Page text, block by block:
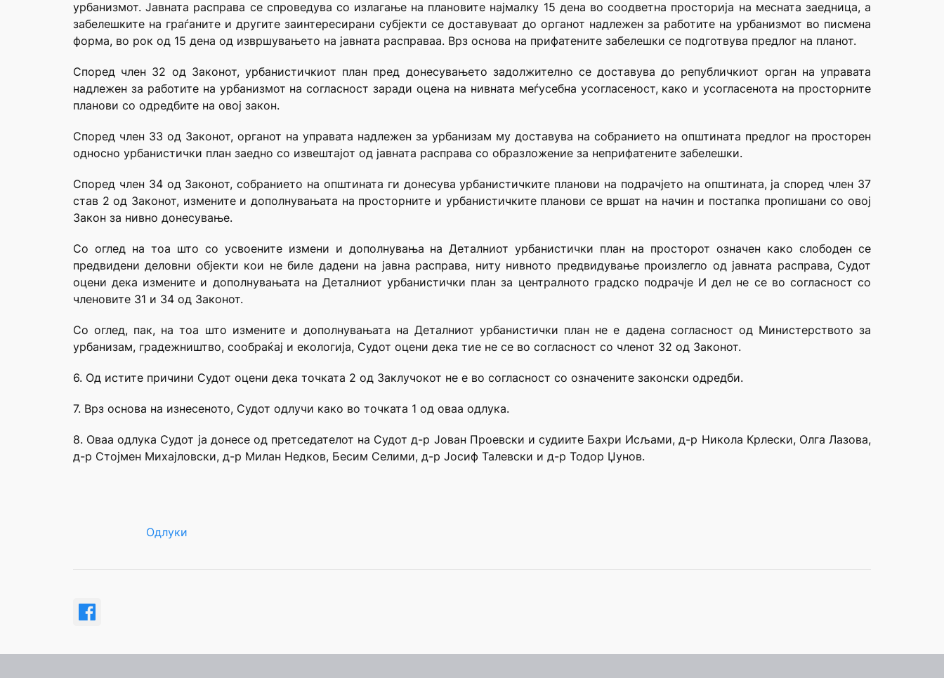
урбанизмот. Јавната расправа се спроведува со излагање на плановите најмалку 15 дена во соодветна просторија на месната заедница, а
забелешките на граѓаните и другите заинтересирани субјекти се доставуваат до органот надлежен за работите на урбанизмот во писмена
форма, во рок од 15 дена од извршувањето на јавната расправаа. Врз основа на прифатените забелешки се подготвува предлог на планот.
Според член 32 од Законот, урбанистичкиот план пред донесувањето задолжително се доставува до републичкиот орган на управата
надлежен за работите на урбанизмот на согласност заради оцена на нивната меѓусебна усогласеност, како и усогласенота на просторните
планови со одредбите на овој закон.
Според член 33 од Законот, органот на управата надлежен за урбанизам му доставува на собранието на општината предлог на просторен
односно урбанистички план заедно со извештајот од јавната расправа со образложение за неприфатените забелешки.
Според член 34 од Законот, собранието на општината ги донесува урбанистичките планови на подрачјето на општината, ја според член 37
став 2 од Законот, измените и дополнувањата на просторните и урбанистичките планови се вршат на начин и постапка пропишани со овој
Закон за нивно донесување.
Со оглед на тоа што со усвоените измени и дополнувања на Деталниот урбанистички план на просторот означен како слободен се
предвидени деловни објекти кои не биле дадени на јавна расправа, ниту нивното предвидување произлегло од јавната расправа, Судот
оцени дека измените и дополнувањата на Деталниот урбанистички план за централното градско подрачје И дел не се во согласност со
членовите 31 и 34 од Законот.
Со оглед, пак, на тоа што измените и дополнувањата на Деталниот урбанистички план не е дадена согласност од Министерството за
урбанизам, градежништво, сообраќај и екологија, Судот оцени дека тие не се во согласност со членот 32 од Законот.
6. Од истите причини Судот оцени дека точката 2 од Заклучокот не е во согласност со означените законски одредби.
7. Врз основа на изнесеното, Судот одлучи како во точката 1 од оваа одлука.
8. Оваа одлука Судот ја донесе од претседателот на Судот д-р Јован Проевски и судиите Бахри Исљами, д-р Никола Крлески, Олга Лазова,
д-р Стојмен Михајловски, д-р Милан Недков, Бесим Селими, д-р Јосиф Талевски и д-р Тодор Џунов.
Одлуки